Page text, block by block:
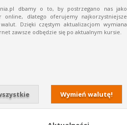
dbamy​ o​ to,​ by​ postrzegano​ nas​ jako​
online,​ dlatego oferujemy​ najkorzystniejsze​
Dzięki​ częstym​ aktualizacjom​ wymiana​
zawsze​ odbędzie​ się​ po​ aktualnym​ kursie.
Wymień walutę!